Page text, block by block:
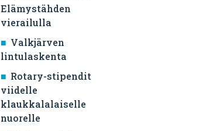
Elämystähden
vierailulla
Valkjärven
lintulaskenta
Rotary-stipendit
viidelle
klaukkalalaiselle
nuorelle